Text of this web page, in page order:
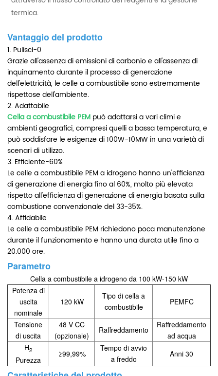
termica.
Vantaggio del prodotto
1. Pulisci-0
Grazie all'assenza di emissioni di carbonio e all'assenza di
inquinamento durante il processo di generazione
dell'elettricità, le celle a combustibile sono estremamente
rispettose dell'ambiente.
2. Adattabile
Cella a combustibile PEM può adattarsi a vari climi e
ambienti geografici, compresi quelli a bassa temperatura, e
può soddisfare le esigenze di 100W-10MW in una varietà di
scenari di utilizzo.
3. Efficiente-60%
Le celle a combustibile PEM a idrogeno hanno un'efficienza
di generazione di energia fino al 60%, molto più elevata
rispetto all'efficienza di generazione di energia basata sulla
combustione convenzionale del 33-35%.
4. Affidabile
Le celle a combustibile PEM richiedono poca manutenzione
durante il funzionamento e hanno una durata utile fino a
20.000 ore.
Parametro
Cella a combustibile a idrogeno da 100 kW-150 kW
Potenza di
uscita
nominale
120 kW
Tipo di cella a
combustibile
PEMFC
Tensione
di uscita
48 V CC
(opzionale)
Raffreddamento
Raffreddamento
ad acqua
H2
Purezza
≥99,99%
Tempo di avvio
a freddo
Anni 30